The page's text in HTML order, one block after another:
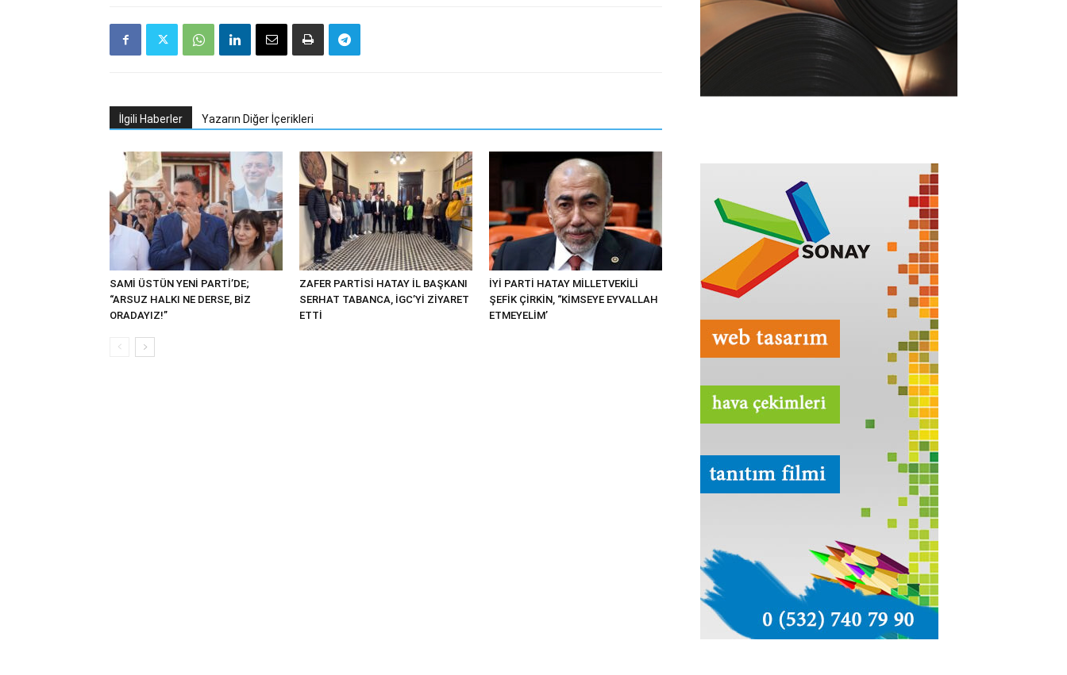
İlgili Haberler Yazarın Diğer İçerikleri
SAMİ ÜSTÜN YENİ PARTİ’DE;
“ARSUZ HALKI NE DERSE, BİZ
ORADAYIZ!”
ZAFER PARTİSİ HATAY İL BAŞKANI
SERHAT TABANCA, İGC’Yİ ZİYARET
ETTİ
İYİ PARTİ HATAY MİLLETVEKİLİ
ŞEFİK ÇİRKİN, “KİMSEYE EYVALLAH
ETMEYELİM’